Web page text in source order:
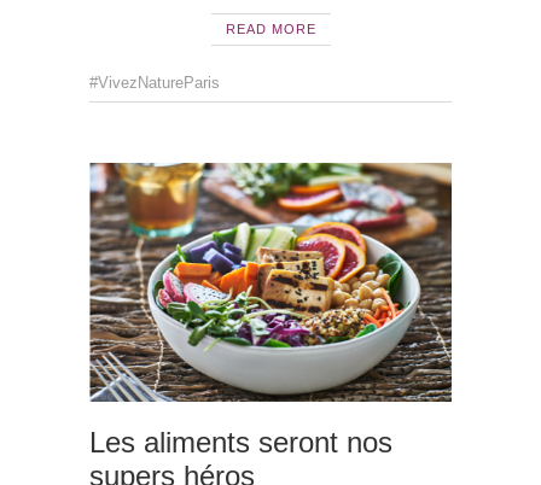
READ MORE
#VivezNatureParis
Les aliments seront nos
supers héros